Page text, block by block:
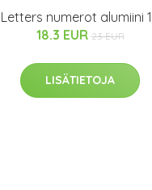
numerot alumiini
18.3 EUR 23 EUR
LISÄTIETOJA